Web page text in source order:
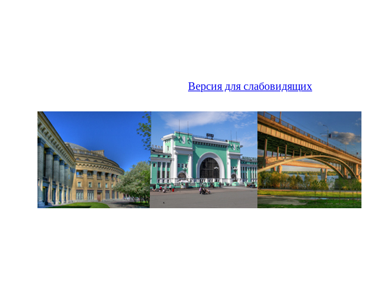
Версия для слабовидящих